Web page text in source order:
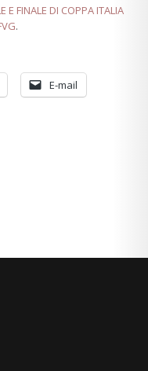
E FINALE DI COPPA ITALIA
.
E-mail